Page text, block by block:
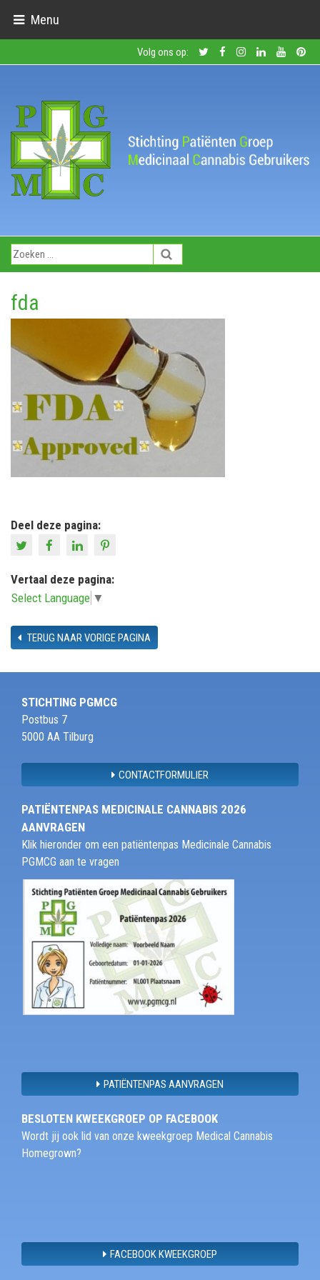
Menu
Volg ons op:
fda
Deel deze pagina:
Vertaal deze pagina:
Select Language ▼
TERUG NAAR VORIGE PAGINA
STICHTING PGMCG
Postbus 7
5000 AA Tilburg
CONTACTFORMULIER
PATIËNTENPAS MEDICINALE CANNABIS 2026
AANVRAGEN
Klik hieronder om een patiëntenpas Medicinale Cannabis
PGMCG aan te vragen
PATIËNTENPAS AANVRAGEN
BESLOTEN KWEEKGROEP OP FACEBOOK
Wordt jij ook lid van onze kweekgroep Medical Cannabis
Homegrown?
FACEBOOK KWEEKGROEP